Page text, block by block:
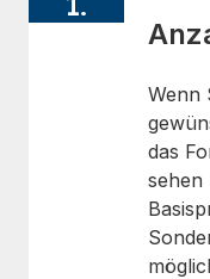
Wenn
das
sehen